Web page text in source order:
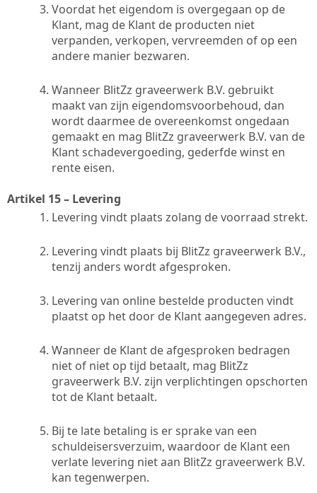
Voordat het eigendom is overgegaan op de
Klant, mag de Klant de producten niet
verpanden, verkopen, vervreemden of op een
andere manier bezwaren.
Wanneer BlitZz graveerwerk B.V. gebruikt
maakt van zijn eigendomsvoorbehoud, dan
wordt daarmee de overeenkomst ongedaan
gemaakt en mag BlitZz graveerwerk B.V. van de
Klant schadevergoeding, gederfde winst en
rente eisen.
Artikel 15 – Levering
Levering vindt plaats zolang de voorraad strekt.
Levering vindt plaats bij BlitZz graveerwerk B.V.,
tenzij anders wordt afgesproken.
Levering van online bestelde producten vindt
plaatst op het door de Klant aangegeven adres.
Wanneer de Klant de afgesproken bedragen
niet of niet op tijd betaalt, mag BlitZz
graveerwerk B.V. zijn verplichtingen opschorten
tot de Klant betaalt.
Bij te late betaling is er sprake van een
schuldeisersverzuim, waardoor de Klant een
verlate levering niet aan BlitZz graveerwerk B.V.
kan tegenwerpen.